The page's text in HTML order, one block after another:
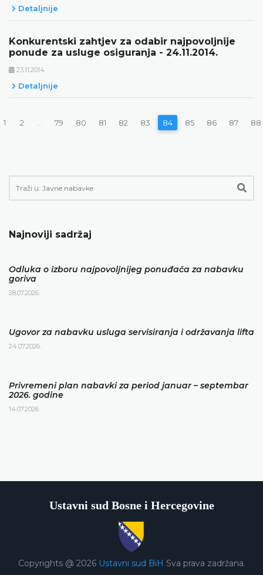
Detaljnije
Konkurentski zahtjev za odabir najpovoljnije
ponude za usluge osiguranja - 24.11.2014.
23.11.2014.
Detaljnije
1 2 79 80 81 82 83 84 85 86 87 88
Najnoviji sadržaj
Odluka o izboru najpovoljnijeg ponuđača za nabavku
goriva
28.07.2026.
Ugovor za nabavku usluga servisiranja i održavanja lifta
24.07.2026.
Privremeni plan nabavki za period januar – septembar
2026. godine
14.07.2026.
Ustavni sud Bosne i Hercegovine
Copyrights @ 2026 Ustavni sud BiH Sva prava zadržana.